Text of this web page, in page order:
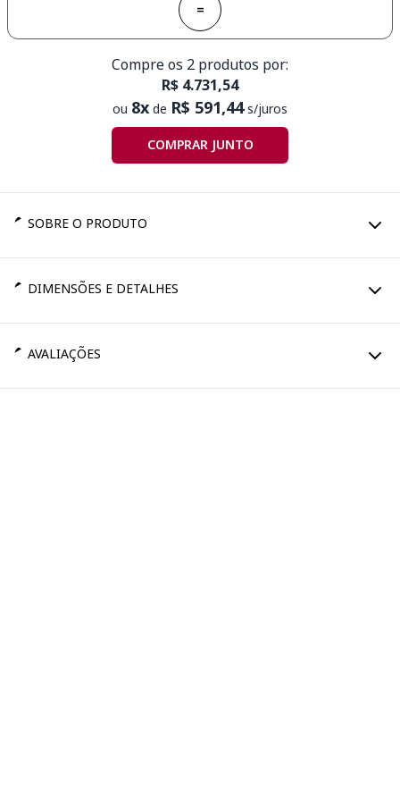
=
Compre os 2 produtos por:
R$ 4.731,54
ou 8x de R$ 591,44s/juros
COMPRAR JUNTO
SOBRE O PRODUTO
DIMENSÕES E DETALHES
AVALIAÇÕES